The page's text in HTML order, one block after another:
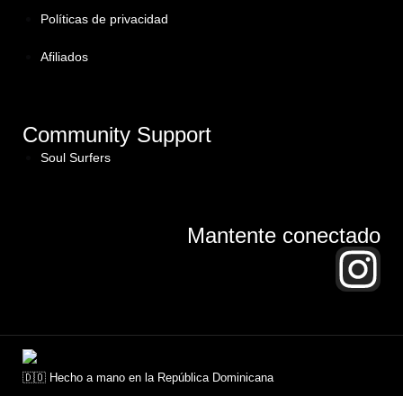
Políticas de privacidad
Afiliados
Community Support
Soul Surfers
Mantente conectado
🇩🇴 Hecho a mano en la República Dominicana